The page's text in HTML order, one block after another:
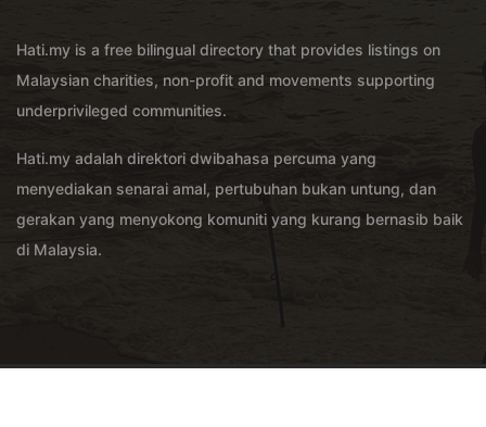
Hati.my is a free bilingual directory that provides listings on
Malaysian charities, non-profit and movements supporting
underprivileged communities.
Hati.my adalah direktori dwibahasa percuma yang
menyediakan senarai amal, pertubuhan bukan untung, dan
gerakan yang menyokong komuniti yang kurang bernasib baik
di Malaysia.